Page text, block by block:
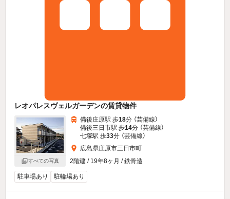
レオパレスヴェルガーデンの賃貸物件
すべての写真
備後庄原駅 歩18分 （芸備線）
備後三日市駅 歩14分 （芸備線）
七塚駅 歩33分 （芸備線）
広島県庄原市三日市町
2階建 / 19年8ヶ月 / 鉄骨造
駐車場あり 駐輪場あり